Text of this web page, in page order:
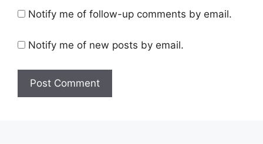
Notify me of follow-up comments by email.
Notify me of new posts by email.